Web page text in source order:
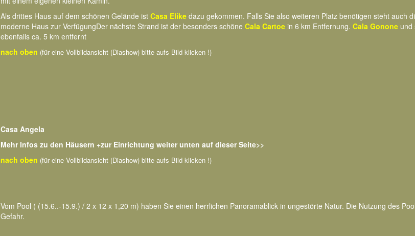
Als drittes Haus auf dem schönen Gelände ist Casa Elike dazu gekommen. Falls Sie also weiteren Platz benötigen steht auch
moderne Haus zur VerfügungDer nächste Strand ist der besonders schöne Cala Cartoe in 6 km Entfernung. Cala Gonone und
ebenfalls ca. 5 km entfernt
nach oben (für eine Vollbildansicht (Diashow) bitte aufs Bild klicken !)
Casa Angela
Mehr Infos zu den Häusern +zur Einrichtung weiter unten auf dieser Seite>>
nach oben (für eine Vollbildansicht (Diashow) bitte aufs Bild klicken !)
Vom Pool ( (15.6..-15.9.) / 2 x 12 x 1,20 m) haben Sie einen herrlichen Panoramablick in ungestörte Natur. Die Nutzung des
Gefahr.